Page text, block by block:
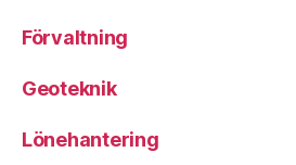
Förvaltning
Geoteknik
Lönehantering